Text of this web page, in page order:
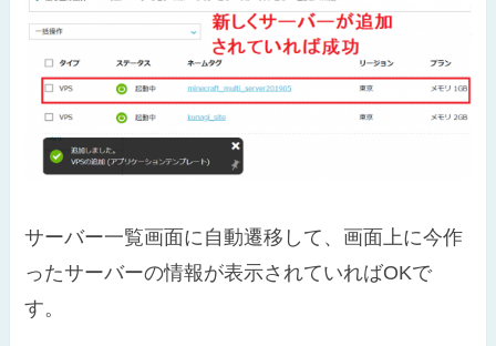
サーバー一覧画面に自動遷移して、画面上に今作
ったサーバーの情報が表示されていればOKで
す。